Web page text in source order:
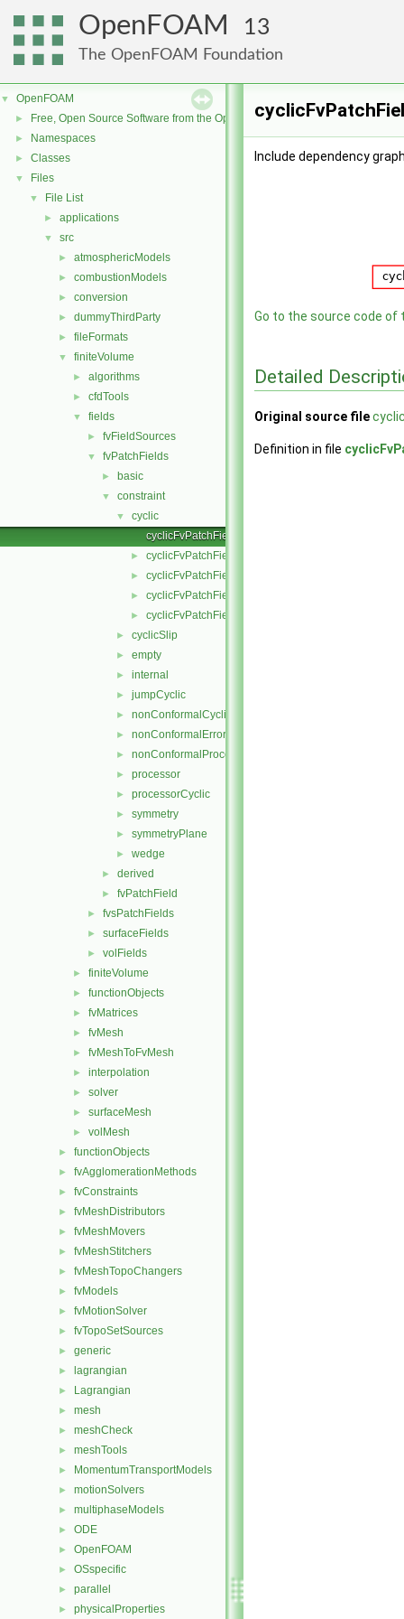
OpenFOAM 13
The OpenFOAM Foundation
▼ OpenFOAM
► Free, Open Source Software from the OpenFOAM Foundation
► Namespaces
► Classes
▼ Files
▼ File List
► applications
▼ src
► atmosphericModels
► combustionModels
► conversion
► dummyThirdParty
► fileFormats
▼ finiteVolume
► algorithms
► cfdTools
▼ fields
► fvFieldSources
▼ fvPatchFields
► basic
▼ constraint
▼
cyclic
cyclicFvPatchField.C
► cyclicFvPatchField.H
► cyclicFvPatchFields.C
► cyclicFvPatchFields.H
► cyclicFvPatchFieldsFwd.H
► cyclicSlip
► empty
► internal
► jumpCyclic
► nonConformalCyclic
► nonConformalError
► nonConformalProcessorCyclic
► processor
► processorCyclic
► symmetry
► symmetryPlane
► wedge
► derived
► fvPatchField
► fvsPatchFields
► surfaceFields
► volFields
► finiteVolume
► functionObjects
► fvMatrices
► fvMesh
► fvMeshToFvMesh
► interpolation
► solver
► surfaceMesh
► volMesh
► functionObjects
► fvAgglomerationMethods
► fvConstraints
► fvMeshDistributors
► fvMeshMovers
► fvMeshStitchers
► fvMeshTopoChangers
► fvModels
► fvMotionSolver
► fvTopoSetSources
► generic
► lagrangian
► Lagrangian
► mesh
► meshCheck
► meshTools
► MomentumTransportModels
► motionSolvers
► multiphaseModels
► ODE
► OpenFOAM
► OSspecific
► parallel
► physicalProperties
Include dependency
Go to the source code of
Detailed
Original source file
Definition in file